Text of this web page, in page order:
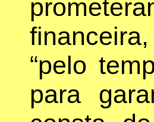
“pelo
para